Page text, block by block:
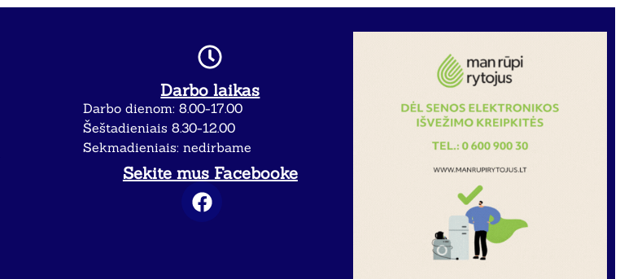
Darbo laikas
Darbo dienom: 8.00-17.00
Šeštadieniais 8.30-12.00
Sekmadieniais: nedirbame
Sekite mus Facebooke